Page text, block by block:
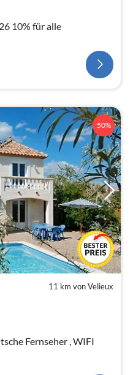
10% für alle
50%
11 km von Velieux
Fernseher , WIFI